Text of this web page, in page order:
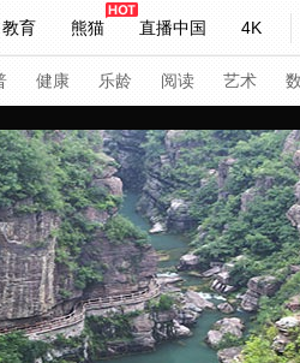
教育 熊猫 直播中国 4K
热解读 天天学习
下载央视影音
健康 乐龄 阅读 艺术
国家大剧院 大型活动
治 文娱 人物 公益 图片
央视快评 央视网评 光华锐评